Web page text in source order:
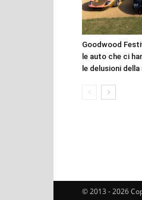
Goodwood
le auto che ci
le delusioni
© 2013 - 2026